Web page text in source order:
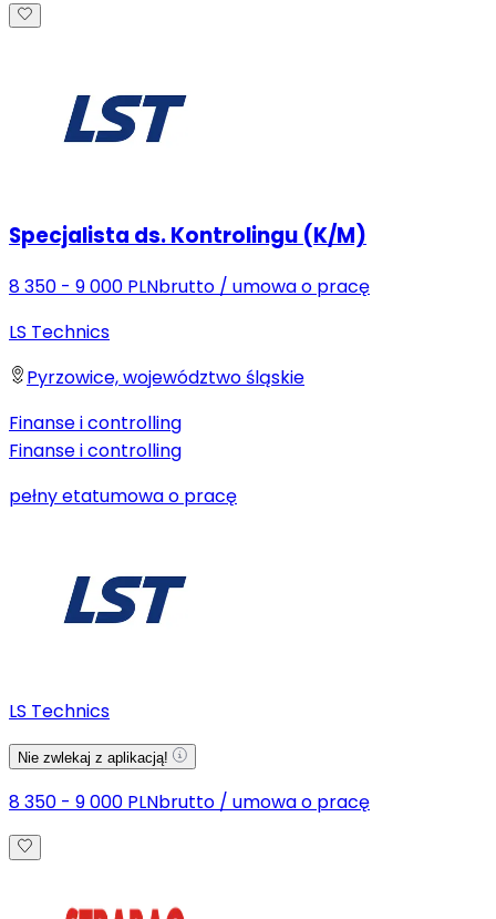
Specjalista ds. Kontrolingu (K/M)
8 350 - 9 000 PLNbrutto / umowa o pracę
LS Technics
Pyrzowice, województwo śląskie
Finanse i controlling
Finanse i controlling
pełny etatumowa o pracę
LS Technics
Nie zwlekaj z aplikacją!
8 350 - 9 000 PLNbrutto / umowa o pracę